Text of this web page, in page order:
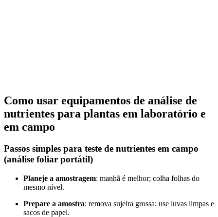
Como usar equipamentos de análise de
nutrientes para plantas em laboratório e
em campo
Passos simples para teste de nutrientes em campo
(análise foliar portátil)
Planeje a amostragem: manhã é melhor; colha folhas do
mesmo nível.
Prepare a amostra: remova sujeira grossa; use luvas limpas e
sacos de papel.